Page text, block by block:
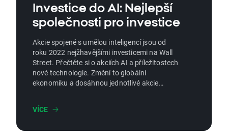
Investice do AI: Nejlepší
společnosti pro investice
Akcie spojené s umělou inteligencí jsou od
roku 2022 nejžhavějšími investicemi na Wall
Street. Přečtěte si o akciích AI a příležitostech
nové technologie. Změní to globální
ekonomiku a dosáhnou jednotlivé akcie
AI dosahuje rekordních hodnot díky
objednávkám společností zaměřených na AI?
VÍCE